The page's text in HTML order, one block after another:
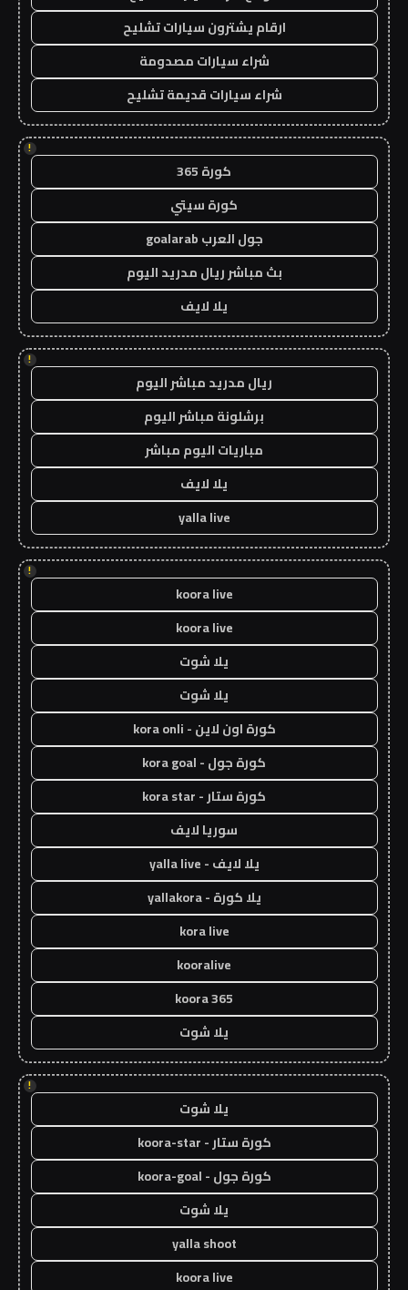
ارقام يشترون سيارات تشليح
شراء سيارات مصدومة
شراء سيارات قديمة تشليح
!
كورة 365
كورة سيتي
جول العرب goalarab
بث مباشر ريال مدريد اليوم
يلا لايف
!
ريال مدريد مباشر اليوم
برشلونة مباشر اليوم
مباريات اليوم مباشر
يلا لايف
yalla live
!
koora live
koora live
يلا شوت
يلا شوت
كورة اون لاين - kora onli
كورة جول - kora goal
كورة ستار - kora star
سوريا لايف
يلا لايف - yalla live
يلا كورة - yallakora
kora live
kooralive
koora 365
يلا شوت
!
يلا شوت
كورة ستار - koora-star
كورة جول - koora-goal
يلا شوت
yalla shoot
koora live